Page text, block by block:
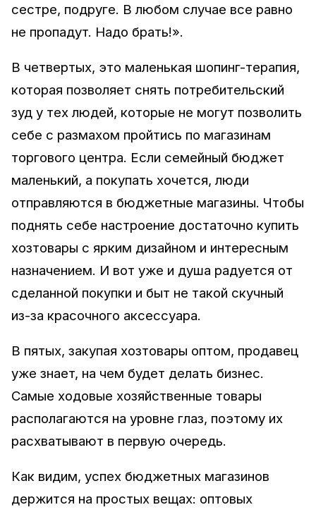
сестре, подруге. В любом случае все равно
не пропадут. Надо брать!».
В четвертых, это маленькая шопинг-терапия,
которая позволяет снять потребительский
зуд у тех людей, которые не могут позволить
себе с размахом пройтись по магазинам
торгового центра. Если семейный бюджет
маленький, а покупать хочется, люди
отправляются в бюджетные магазины. Чтобы
поднять себе настроение достаточно купить
хозтовары с ярким дизайном и интересным
назначением. И вот уже и душа радуется от
сделанной покупки и быт не такой скучный
из-за красочного аксессуара.
В пятых, закупая хозтовары оптом, продавец
уже знает, на чем будет делать бизнес.
Самые ходовые хозяйственные товары
располагаются на уровне глаз, поэтому их
расхватывают в первую очередь.
Как видим, успех бюджетных магазинов
держится на простых вещах: оптовых